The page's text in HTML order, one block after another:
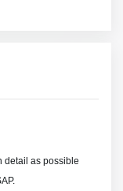
detail as possible